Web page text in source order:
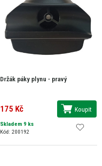
Držák páky plynu - pravý
175 Kč Koupit
Skladem 9 ks
Kód: 200192